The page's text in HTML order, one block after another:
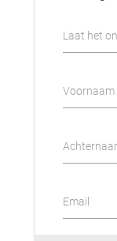
Laat het
Voornaam
Email